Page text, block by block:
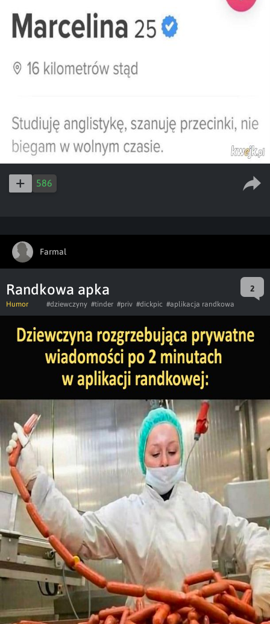
586
Farmal
Randkowa apka 2
Humor #dziewczyny #tinder #priv #dickpic #aplikacja randkowa